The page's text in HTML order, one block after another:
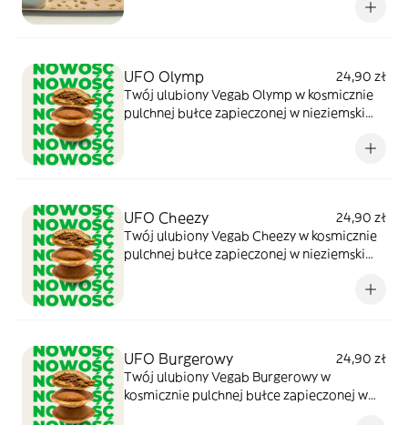
dodatkiem orzeszków prażonych. Zdjęcie
UFO Olymp
24,90 zł
Twój ulubiony Vegab Olymp w kosmicznie
pulchnej bułce zapieczonej w nieziemski
UFO Cheezy
24,90 zł
Twój ulubiony Vegab Cheezy w kosmicznie
pulchnej bułce zapieczonej w nieziemski
dodatkiem nachosów. Zdjęcie produktu ma
UFO Burgerowy
24,90 zł
Twój ulubiony Vegab Burgerowy w
kosmicznie pulchnej bułce zapieczonej w